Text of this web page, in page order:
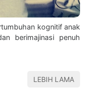
berimajinasi penuh
LEBIH LAMA